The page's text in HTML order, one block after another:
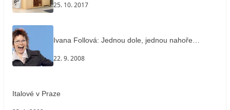
25. 10. 2017
Ivana Follová: Jednou dole, jednou nahoře…
22. 9. 2008
Italové v Praze